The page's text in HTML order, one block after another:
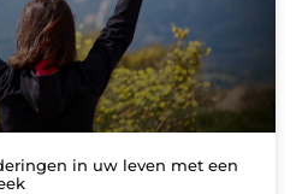
in uw leven met een